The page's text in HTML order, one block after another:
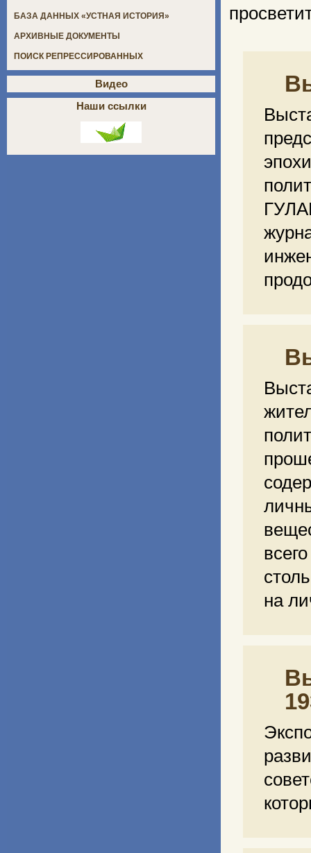
на
БАЗА ДАННЫХ «УСТНАЯ ИСТОРИЯ»
АРХИВНЫЕ ДОКУМЕНТЫ
ПОИСК РЕПРЕССИРОВАННЫХ
Видео
Наши ссылки